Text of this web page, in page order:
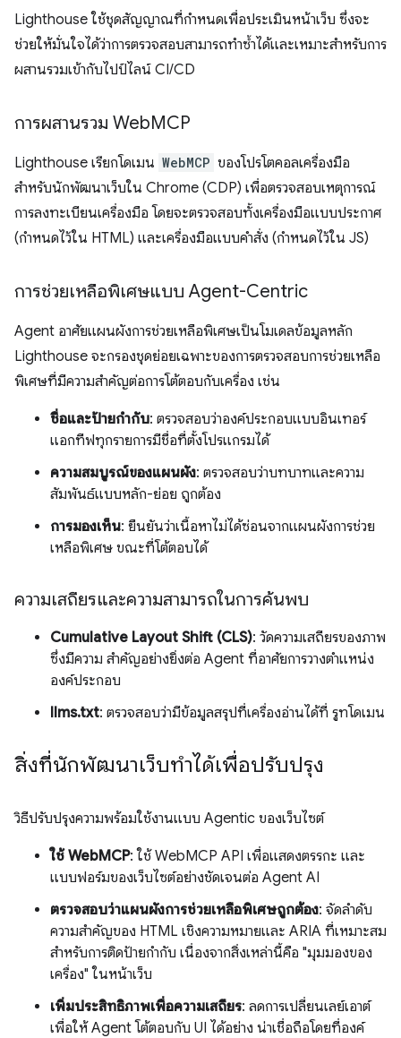
Lighthouse ใช้ชุดสัญญาณที่กำหนดเพื่อประเมินหน้าเว็บ ซึ่งจะ
ช่วยให้มั่นใจได้ว่าการตรวจสอบสามารถทำซ้ำได้และเหมาะสำหรับการ
ผสานรวมเข้ากับไปป์ไลน์ CI/CD
การผสานรวม WebMCP
Lighthouse เรียกโดเมน WebMCP ของโปรโตคอลเครื่องมือ
สำหรับนักพัฒนาเว็บใน Chrome (CDP) เพื่อตรวจสอบเหตุการณ์
การลงทะเบียนเครื่องมือ โดยจะตรวจสอบทั้งเครื่องมือแบบประกาศ
(กำหนดไว้ใน HTML) และเครื่องมือแบบคำสั่ง (กำหนดไว้ใน JS)
การช่วยเหลือพิเศษแบบ Agent-Centric
Agent อาศัยแผนผังการช่วยเหลือพิเศษเป็นโมเดลข้อมูลหลัก
Lighthouse จะกรองชุดย่อยเฉพาะของการตรวจสอบการช่วยเหลือ
พิเศษที่มีความสำคัญต่อการโต้ตอบกับเครื่อง เช่น
ชื่อและป้ายกำกับ: ตรวจสอบว่าองค์ประกอบแบบอินเทอร์
แอกทีฟทุกรายการมีชื่อที่ตั้งโปรแกรมได้
ความสมบูรณ์ของแผนผัง: ตรวจสอบว่าบทบาทและความ
สัมพันธ์แบบหลัก-ย่อย ถูกต้อง
การมองเห็น: ยืนยันว่าเนื้อหาไม่ได้ซ่อนจากแผนผังการช่วย
เหลือพิเศษ ขณะที่โต้ตอบได้
ความเสถียรและความสามารถในการค้นพบ
Cumulative Layout Shift (CLS): วัดความเสถียรของภาพ
ซึ่งมีความ สำคัญอย่างยิ่งต่อ Agent ที่อาศัยการวางตำแหน่ง
องค์ประกอบ
llms.txt: ตรวจสอบว่ามีข้อมูลสรุปที่เครื่องอ่านได้ที่ รูทโดเมน
สิ่งที่นักพัฒนาเว็บทำได้เพื่อปรับปรุง
วิธีปรับปรุงความพร้อมใช้งานแบบ Agentic ของเว็บไซต์
ใช้ WebMCP: ใช้ WebMCP API เพื่อแสดงตรรกะ และ
แบบฟอร์มของเว็บไซต์อย่างชัดเจนต่อ Agent AI
ตรวจสอบว่าแผนผังการช่วยเหลือพิเศษถูกต้อง: จัดลำดับ
ความสำคัญของ HTML เชิงความหมายและ ARIA ที่เหมาะสม
สำหรับการติดป้ายกำกับ เนื่องจากสิ่งเหล่านี้คือ "มุมมองของ
เครื่อง" ในหน้าเว็บ
เพิ่มประสิทธิภาพเพื่อความเสถียร: ลดการเปลี่ยนเลย์เอาต์
เพื่อให้ Agent โต้ตอบกับ UI ได้อย่าง น่าเชื่อถือโดยที่องค์